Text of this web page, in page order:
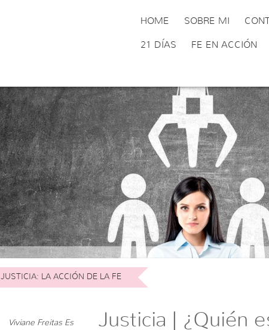
HOME SOBRE MI
21 DÍAS FE EN ACCIÓN
JUSTICIA: LA ACCIÓN DE LA FE
Viviane Freitas Es
Justicia | ¿Quién